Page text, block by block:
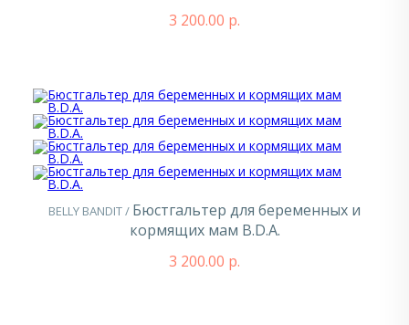
3 200.00 р.
BELLY BANDIT / Бюстгальтер для беременных и
кормящих мам B.D.A.
3 200.00 р.